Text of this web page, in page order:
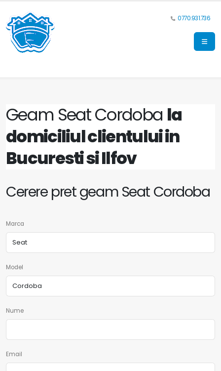
0770.931.736
Geam Seat Cordoba la
domiciliul clientului in
Bucuresti si Ilfov
Cerere pret geam Seat Cordoba
Marca
Model
Nume
Email